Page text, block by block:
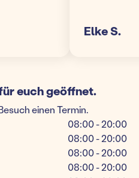
Elke S.
euch geöffnet.
einen Termin.
08:00 - 20:00
08:00 - 20:00
08:00 - 20:00
08:00 - 20:00